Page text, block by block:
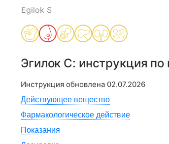
Egilok S
Эгилок С: инструкция
Инструкция обновлена 02.07.2026
Действующее вещество
Фармакологическое действие
Показания